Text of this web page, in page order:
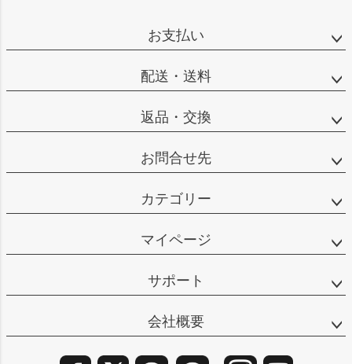
お支払い
配送・送料
返品・交換
お問合せ先
カテゴリー
マイページ
サポート
会社概要